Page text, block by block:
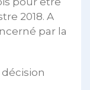
2018. A
par la